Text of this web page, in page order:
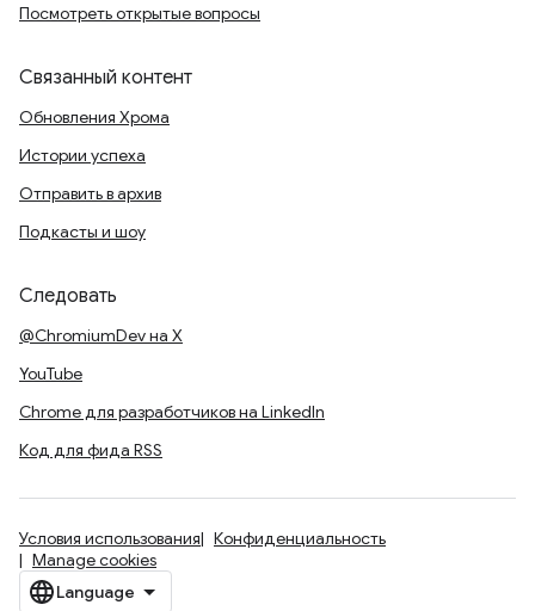
Посмотреть открытые вопросы
Связанный контент
Обновления Хрома
Истории успеха
Отправить в архив
Подкасты и шоу
Следовать
@ChromiumDev на X
YouTube
Chrome для разработчиков на LinkedIn
Код для фида RSS
Условия использования
Конфиденциальность
Manage cookies